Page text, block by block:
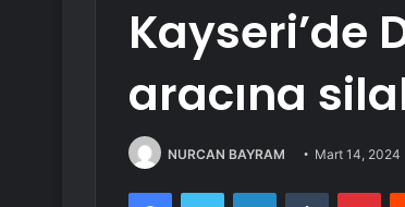
Kayseri’de
aracına
NURCAN BAYRAM Mart 14, 2024
FacebookTwitter LinkedInTumblr